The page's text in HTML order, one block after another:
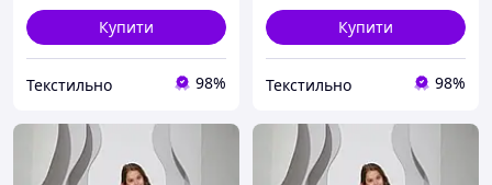
Купити
Текстильно 98%
Купити
Текстильно 98%